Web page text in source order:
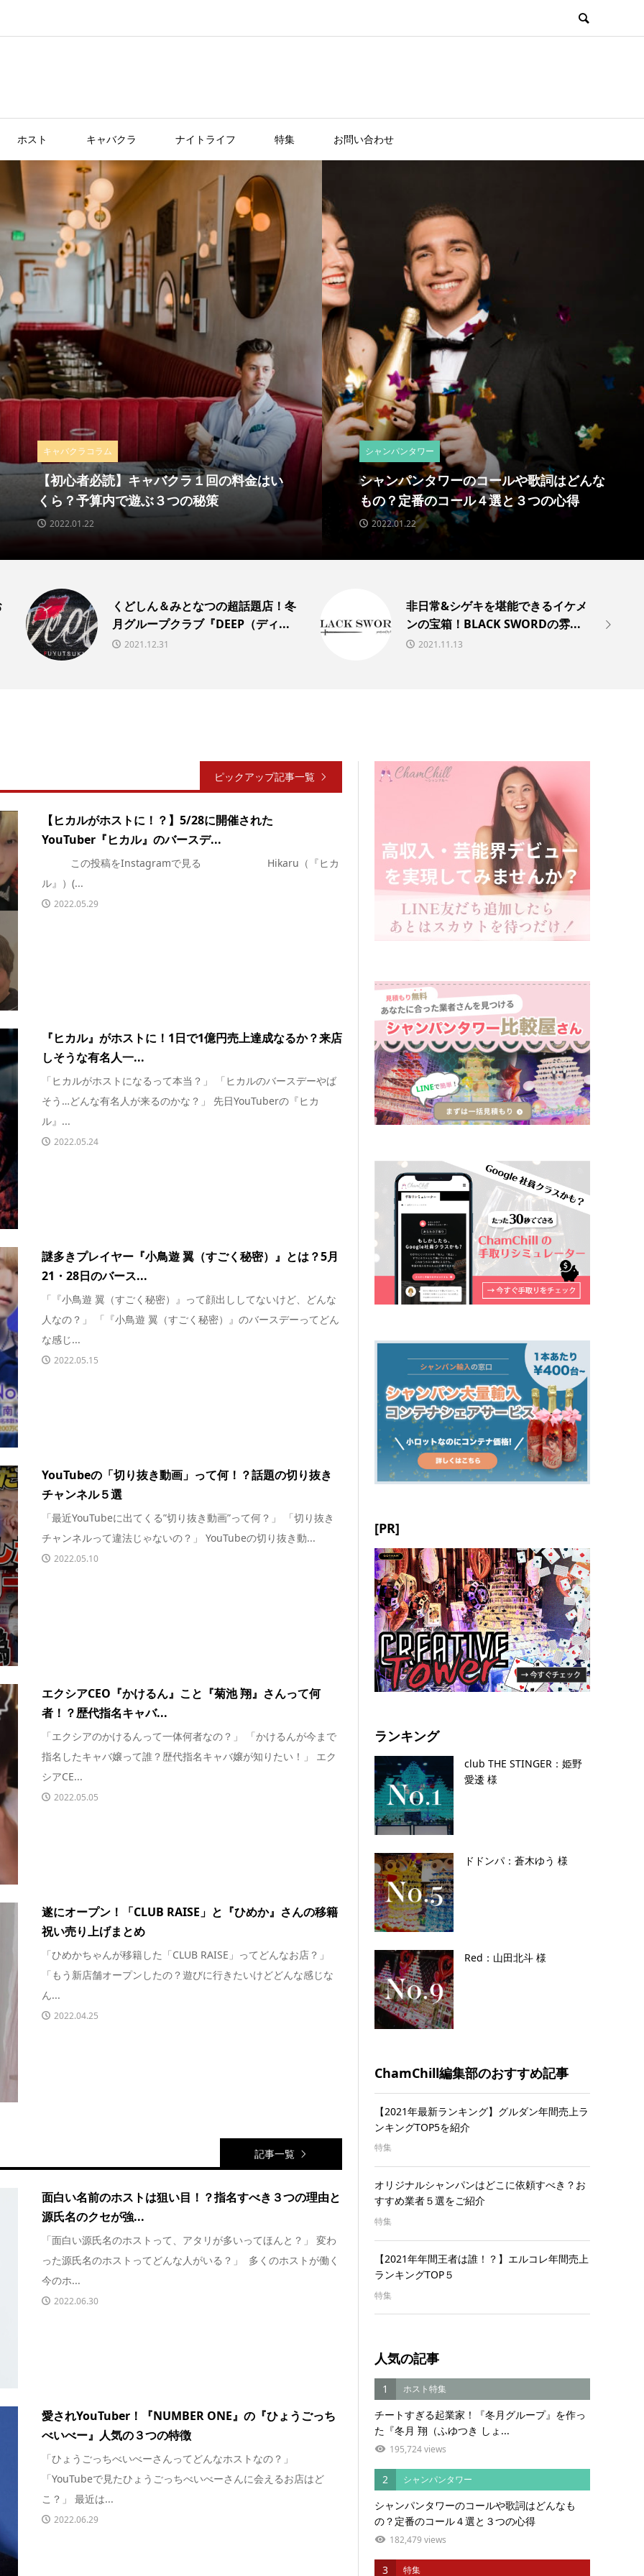
ホスト キャバクラ ナイトライフ 特集 お問い合わせ
も
【2021年年間王者は誰！？】エルコレ年
間売上ランキングTOP５
特集
オリジナルシャンパンはどこに依頼
き？おすすめ業者５選をご紹介
2021.11.05
くどしん＆みとなつの超話題店！冬
月グループクラブ『DEEP（ディ...
2021.12.31
非日常&シゲキを堪能できるイケメ
ンの宝箱！BLACK SWORDの雰...
2021.11.13

ピックアップ記事一覧
【ヒカルがホストに！？】5/28に開催された
YouTuber『ヒカル』のバースデ...
この投稿をInstagramで見る Hikaru（『ヒカ
ル』）(...
2022.05.29
『ヒカル』がホストに！1日で1億円売上達成なるか？来店
しそうな有名人一...
「ヒカルがホストになるって本当？」 「ヒカルのバースデーやば
そう…どんな有名人が来るのかな？」 先日YouTuberの『ヒカ
ル』...
2022.05.24
謎多きプレイヤー『小鳥遊 翼（すごく秘密）』とは？5月
21・28日のバース...
「『小鳥遊 翼（すごく秘密）』って顔出ししてないけど、どんな
人なの？」 「『小鳥遊 翼（すごく秘密）』のバースデーってどん
な感じ...
2022.05.15
YouTubeの「切り抜き動画」って何！？話題の切り抜き
チャンネル５選
「最近YouTubeに出てくる”切り抜き動画”って何？」 「切り抜き
チャンネルって違法じゃないの？」 YouTubeの切り抜き動...
2022.05.10
エクシアCEO『かけるん』こと『菊池 翔』さんって何
者！？歴代指名キャバ...
「エクシアのかけるんって一体何者なの？」 「かけるんが今まで
指名したキャバ嬢って誰？歴代指名キャバ嬢が知りたい！」 エク
シアCE...
2022.05.05
遂にオープン！「CLUB RAISE」と『ひめか』さんの移籍
祝い売り上げまとめ
「ひめかちゃんが移籍した「CLUB RAISE」ってどんなお店？」
「もう新店舗オープンしたの？遊びに行きたいけどどんな感じな
ん...
2022.04.25
記事一覧
面白い名前のホストは狙い目！？指名すべき３つの理由と
源氏名のクセが強...
「面白い源氏名のホストって、アタリが多いってほんと？」 変わ
った源氏名のホストってどんな人がいる？」 多くのホストが働く
今のホ...
2022.06.30
愛されYouTuber！『NUMBER ONE』の『ひょうごっち
べいべー』人気の３つの特徴
「ひょうごっちべいべーさんってどんなホストなの？」
「YouTubeで見たひょうごっちべいべーさんに会えるお店はど
こ？」 最近は...
2022.06.29
[PR]
ランキング
club THE STINGER：姫野
愛逶 様
ドドンパ：蒼木ゆう 様
Red：山田北斗 様
ChamChill編集部のおすすめ記事
【2021年最新ランキング】グルダン年間売上ラ
ンキングTOP5を紹介
特集
オリジナルシャンパンはどこに依頼すべき？お
すすめ業者５選をご紹介
特集
【2021年年間王者は誰！？】エルコレ年間売上
ランキングTOP５
特集
人気の記事
1 ホスト特集
チートすぎる起業家！『冬月グループ』を作っ
た『冬月 翔（ふゆつき しょ...
195,724 views
2 シャンパンタワー
シャンパンタワーのコールや歌詞はどんなも
の？定番のコール４選と３つの心得
182,479 views
3 特集